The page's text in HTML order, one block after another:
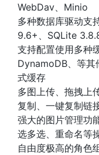
WebDav、Minio
多种数据库驱动支
9.6+、SQLite
支持配置使用多种
DynamoDB、等其
式缓存
多图上传、拖拽上
复制、一键复制链
强大的图片管理功
选多选、重命名等
自由度极高的角色